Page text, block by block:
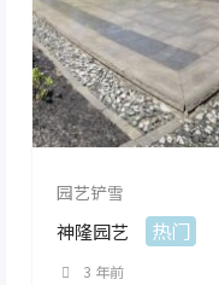
园艺铲雪
神隆园艺 热门
3 年前